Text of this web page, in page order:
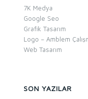
7K Medya
Google Seo
Grafik Tasarım
Logo – Amblem
Web Tasarım
SON YAZILAR